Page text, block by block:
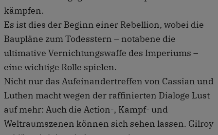
kämpfen.
Es ist dies der Beginn einer Rebellion, wobei die
Baupläne zum Todesstern – notabene die
ultimative Vernichtungswaffe des Imperiums –
eine wichtige Rolle spielen.
Nicht nur das Aufeinandertreffen von Cassian und
Luthen macht wegen der raffinierten Dialoge Lust
auf mehr: Auch die Action-, Kampf- und
Weltraumszenen können sich sehen lassen. Gilroy